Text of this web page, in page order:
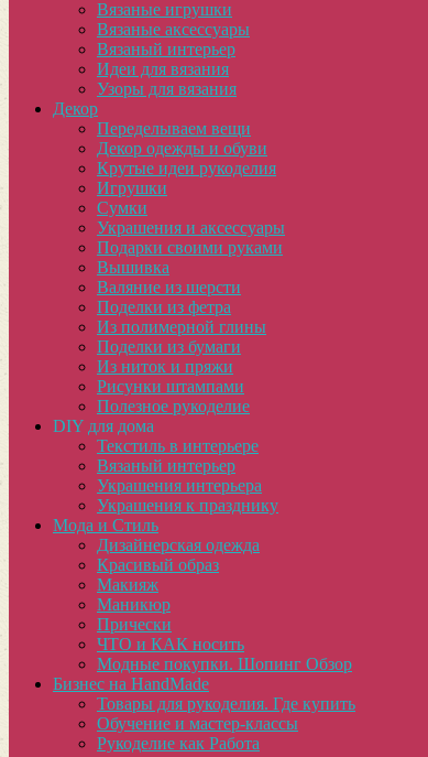
Вязаные игрушки
Вязаные аксессуары
Вязаный интерьер
Идеи для вязания
Узоры для вязания
Декор
Переделываем вещи
Декор одежды и обуви
Крутые идеи рукоделия
Игрушки
Сумки
Украшения и аксессуары
Подарки своими руками
Вышивка
Валяние из шерсти
Поделки из фетра
Из полимерной глины
Поделки из бумаги
Из ниток и пряжи
Рисунки штампами
Полезное рукоделие
DIY для дома
Текстиль в интерьере
Вязаный интерьер
Украшения интерьера
Украшения к празднику
Мода и Стиль
Дизайнерская одежда
Красивый образ
Макияж
Маникюр
Прически
ЧТО и КАК носить
Модные покупки. Шопинг Обзор
Бизнес на HandMade
Товары для рукоделия. Где купить
Обучение и мастер-классы
Рукоделие как Работа